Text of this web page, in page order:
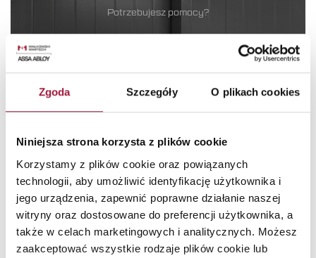
Zgoda Szczegóły O plikach cookies
Niniejsza strona korzysta z plików cookie
Korzystamy z plików cookie oraz powiązanych
technologii, aby umożliwić identyfikację użytkownika i
jego urządzenia, zapewnić poprawne działanie naszej
witryny oraz dostosowane do preferencji użytkownika, a
także w celach marketingowych i analitycznych. Możesz
zaakceptować wszystkie rodzaje plików cookie lub
Potrzebujesz pomocy?
Skorzystaj z porady
naszego doradcy!
inwestycji
Zadzwoń: +48 511 414 414
ZAMÓW KONTAKT